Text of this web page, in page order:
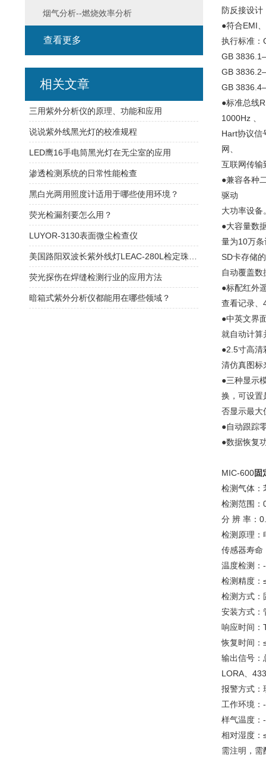
防反接设计
●符合EMI
执行标准：
GB
GB
GB
●标准总线
1000Hz 、
Hart协议信
网、
互联网传输
●兼容各种
驱动
大功率设
●大容量数
量为10万
SD卡存储
自动覆盖
●标配红外
查看记录、
●中英文界
就自动计算
●2.5寸高清
清仿真图标
●三种显示
换，可设置
否显示最大
●自动跟踪
●数据恢复
MIC-600固
检测气体：
检测范围：
分 辨 率：
检测原理：
传感器寿命
温度检测
检测精度：
检测方式：
安装方式：
响应时间：
恢复时间：
输出信号：
LORA、
报警方式：
工作环境
样气温度
相对湿度：
需注明，需
烟气分析--燃烧效率分析
查看更多
相关文章
三用紫外分析仪的原理、功能和应用
说说紫外线黑光灯的校准规程
LED鹰16手电筒黑光灯在无尘室的应用
渗透检测系统的日常性能检查
黑白光两用照度计适用于哪些使用环境？
荧光检漏剂要怎么用？
LUYOR-3130表面微尘检查仪
荧光探伤在焊缝检测行业的应用方法
暗箱式紫外分析仪都能用在哪些领域？